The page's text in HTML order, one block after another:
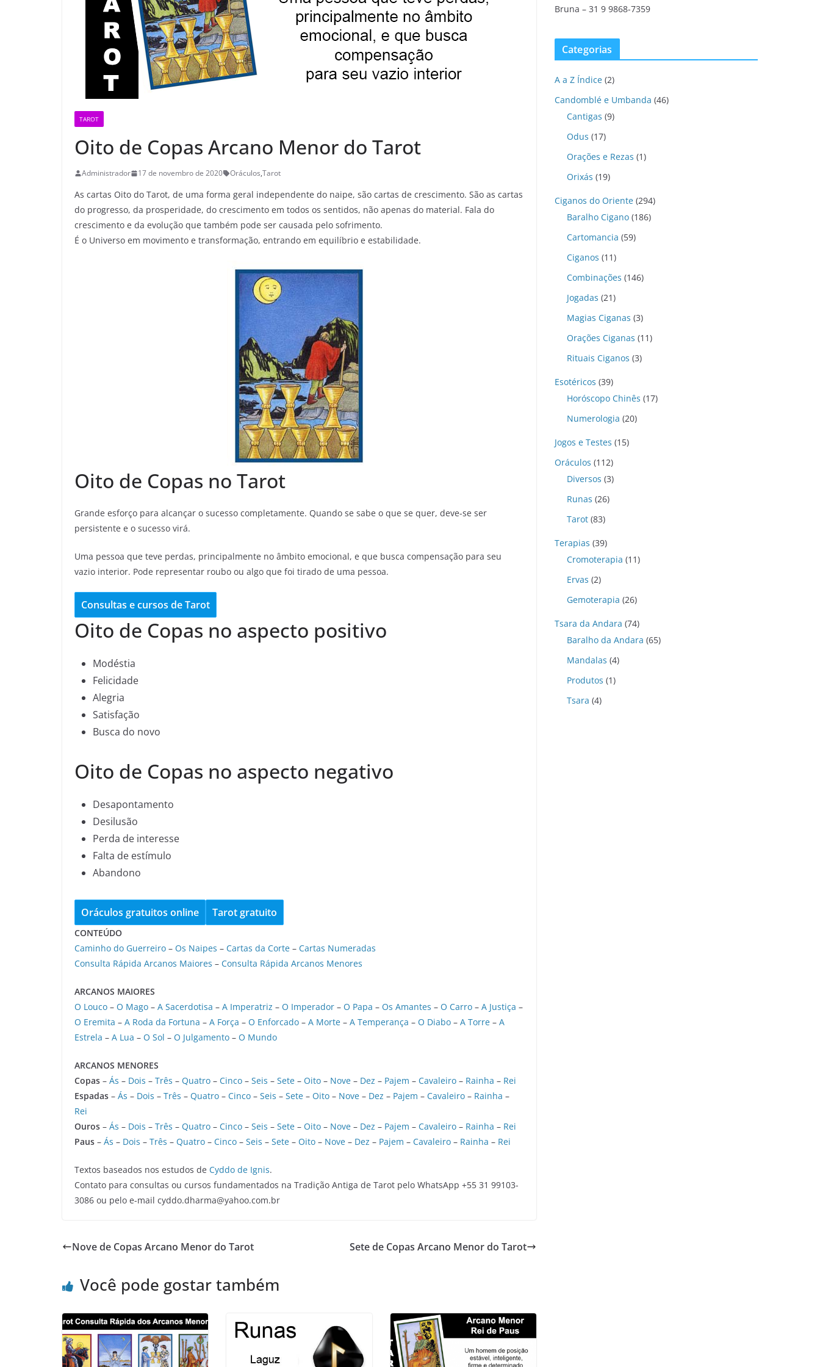
TAROT
Oito de Copas Arcano Menor do Tarot
Administrador 17 de novembro de 2020 Oráculos,Tarot
As cartas Oito do Tarot, de uma forma geral independente do naipe, são cartas de crescimento. São as cartas
do progresso, da prosperidade, do crescimento em todos os sentidos, não apenas do material. Fala do
crescimento e da evolução que também pode ser causada pelo sofrimento.
É o Universo em movimento e transformação, entrando em equilíbrio e estabilidade.
Oito de Copas no Tarot
Grande esforço para alcançar o sucesso completamente. Quando se sabe o que se quer, deve-se ser
persistente e o sucesso virá.
Uma pessoa que teve perdas, principalmente no âmbito emocional, e que busca compensação para seu
vazio interior. Pode representar roubo ou algo que foi tirado de uma pessoa.
Consultas e cursos de Tarot
Oito de Copas no aspecto positivo
Modéstia
Felicidade
Alegria
Satisfação
Busca do novo
Oito de Copas no aspecto negativo
Desapontamento
Desilusão
Perda de interesse
Falta de estímulo
Abandono
Oráculos gratuitos online Tarot gratuito
CONTEÚDO
Caminho do Guerreiro – Os Naipes – Cartas da Corte – Cartas Numeradas
Consulta Rápida Arcanos Maiores – Consulta Rápida Arcanos Menores
ARCANOS MAIORES
O Louco – O Mago – A Sacerdotisa – A Imperatriz – O Imperador – O Papa – Os Amantes – O Carro – A Justiça –
O Eremita – A Roda da Fortuna – A Força – O Enforcado – A Morte – A Temperança – O Diabo – A Torre – A
Estrela – A Lua – O Sol – O Julgamento – O Mundo
ARCANOS MENORES
Copas – Ás – Dois – Três – Quatro – Cinco – Seis – Sete – Oito – Nove – Dez – Pajem – Cavaleiro – Rainha – Rei
Espadas – Ás – Dois – Três – Quatro – Cinco – Seis – Sete – Oito – Nove – Dez – Pajem – Cavaleiro – Rainha –
Rei
Ouros – Ás – Dois – Três – Quatro – Cinco – Seis – Sete – Oito – Nove – Dez – Pajem – Cavaleiro – Rainha – Rei
Paus – Ás – Dois – Três – Quatro – Cinco – Seis – Sete – Oito – Nove – Dez – Pajem – Cavaleiro – Rainha – Rei
Textos baseados nos estudos de Cyddo de Ignis.
Contato para consultas ou cursos fundamentados na Tradição Antiga de Tarot pelo WhatsApp +55 31 99103-
3086 ou pelo e-mail cyddo.dharma@yahoo.com.br
Nove de Copas Arcano Menor do Tarot Sete de Copas Arcano Menor do Tarot
Você pode gostar também
Bruna – 31 9 9868-7359
Categorias
A a Z Índice (2)
Candomblé e Umbanda (46)
Cantigas (9)
Odus (17)
Orações e Rezas (1)
Orixás (19)
Ciganos do Oriente (294)
Baralho Cigano (186)
Cartomancia (59)
Ciganos (11)
Combinações (146)
Jogadas (21)
Magias Ciganas (3)
Orações Ciganas (11)
Rituais Ciganos (3)
Esotéricos (39)
Horóscopo Chinês (17)
Numerologia (20)
Jogos e Testes (15)
Oráculos (112)
Diversos (3)
Runas (26)
Tarot (83)
Terapias (39)
Cromoterapia (11)
Ervas (2)
Gemoterapia (26)
Tsara da Andara (74)
Baralho da Andara (65)
Mandalas (4)
Produtos (1)
Tsara (4)